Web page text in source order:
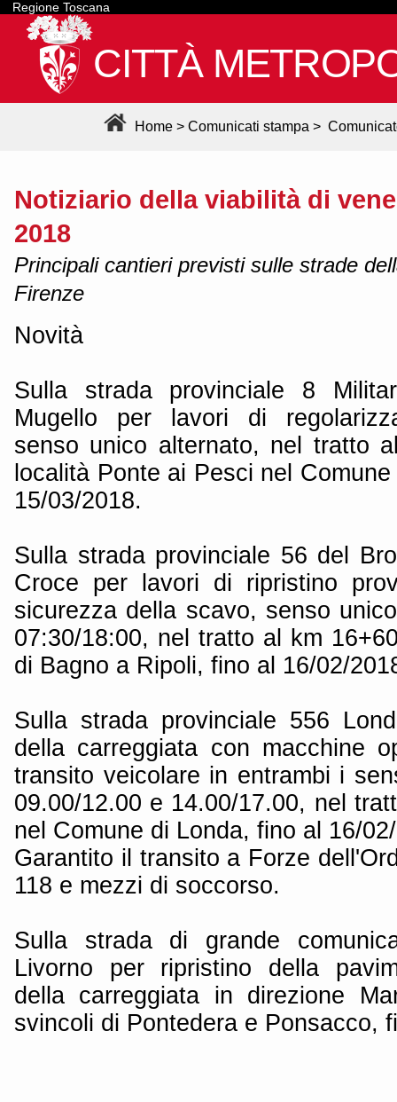
Regione Toscana
CITTÀ
Home > Comunicati stampa >
Notiziario della viabilità di
2018
Principali cantieri previsti sulle strade
Firenze
Novità
Sulla strada provinciale 8
Mugello per lavori di
senso unico alternato, nel tratto
località Ponte ai Pesci nel
15/03/2018.
Sulla strada provinciale 56 del
Croce per lavori di ripristino
sicurezza della scavo, senso
07:30/18:00, nel tratto al km
di Bagno a Ripoli, fino al 16/02/
Sulla strada provinciale 556
della carreggiata con macchine
transito veicolare in entrambi i
09.00/12.00 e 14.00/17.00, nel
nel Comune di Londa, fino al 16/
Garantito il transito a Forze
118 e mezzi di soccorso.
Sulla strada di grande
Livorno per ripristino della
della carreggiata in direzione
svincoli di Pontedera e Ponsacco,